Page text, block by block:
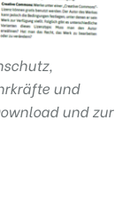
und
und zur